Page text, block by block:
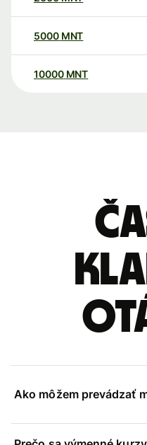
5000 MNT
10000 MNT
Ako môžem prevádzať